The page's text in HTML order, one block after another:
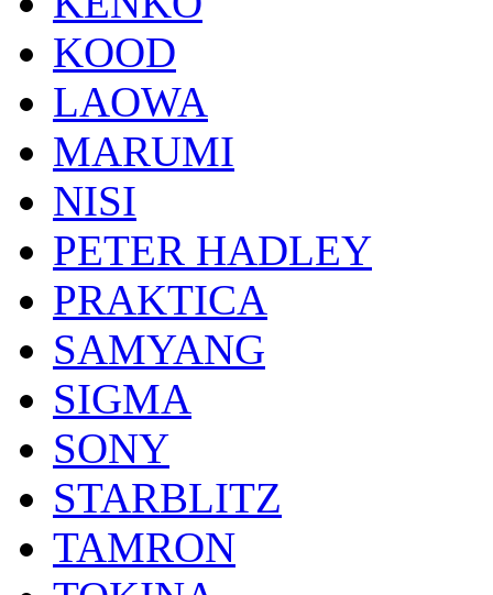
KOOD
LAOWA
MARUMI
NISI
PETER HADLEY
PRAKTICA
SAMYANG
SIGMA
SONY
STARBLITZ
TAMRON